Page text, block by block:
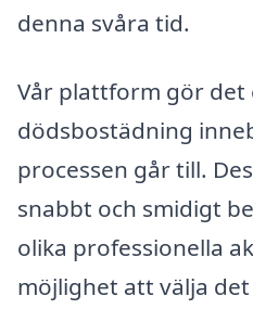
denna svåra tid.
Vår plattform gör det
dödsbostädning
processen går till.
snabbt och smidigt
olika professionella
möjlighet att välja